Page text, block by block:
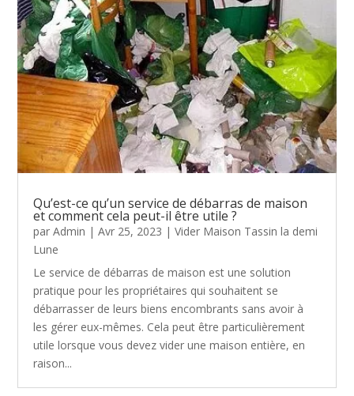
Qu’est-ce qu’un service de débarras de maison
et comment cela peut-il être utile ?
parAdmin |Avr 25, 2023 |Vider Maison Tassin la demi
Lune
Le service de débarras de maison est une solution
pratique pour les propriétaires qui souhaitent se
débarrasser de leurs biens encombrants sans avoir à
les gérer eux-mêmes. Cela peut être particulièrement
utile lorsque vous devez vider une maison entière, en
raison...